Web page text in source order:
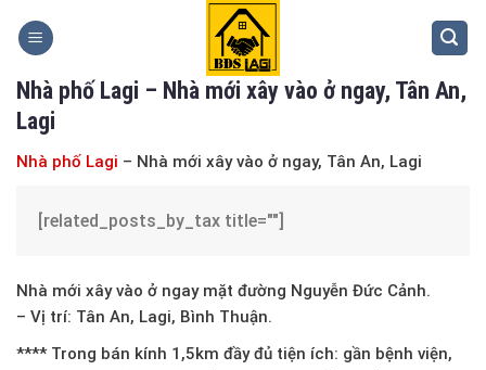
Nhà phố Lagi – Nhà mới xây vào ở ngay, Tân An,
Lagi
Nhà phố Lagi – Nhà mới xây vào ở ngay, Tân An, Lagi
[related_posts_by_tax title=""]
Nhà mới xây vào ở ngay mặt đường Nguyễn Đức Cảnh.
– Vị trí: Tân An, Lagi, Bình Thuận.
**** Trong bán kính 1,5km đầy đủ tiện ích: gần bệnh viện,